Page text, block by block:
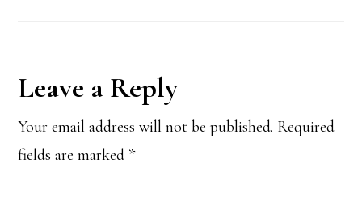
Reader
Interactions
Leave a Reply
Your email address will not be published. Required
fields are marked *